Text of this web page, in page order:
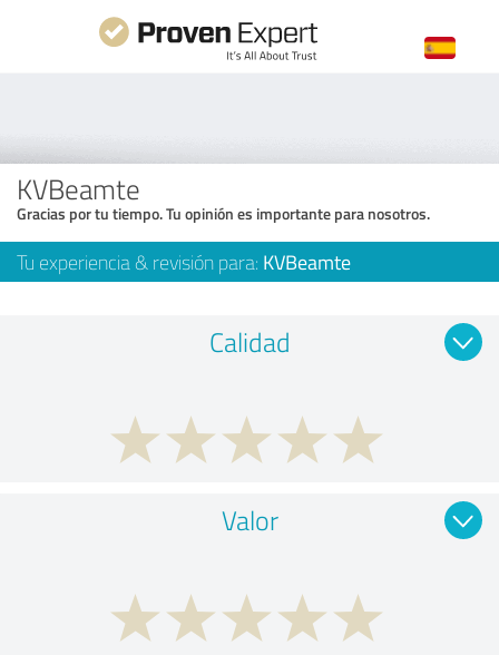
KVBeamte
Gracias por tu tiempo. Tu opinión es importante para nosotros.
Tu experiencia & revisión para: KVBeamte
Calidad
Valor